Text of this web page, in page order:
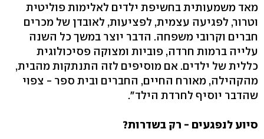
מאד משמעותית בחשיפת ילדים לאלימות פוליטית
וטרור, לפגיעה עצמית, לפציעות, לאובדן של מכרים
חברים וקרובי משפחה. הדבר יוצר במשך כל השנה
עלייה ברמות חרדה, פוביות ומצוקה פסיכולוגית
כללית של ילדים. אם מוסיפים לזה התנתקות מהבית,
מהקהילה, מאורח החיים, החברים ובית ספר - צפוי
שהדבר יוסיף לחרדת הילד".
סיוע לנפגעים - רק בשדרות?